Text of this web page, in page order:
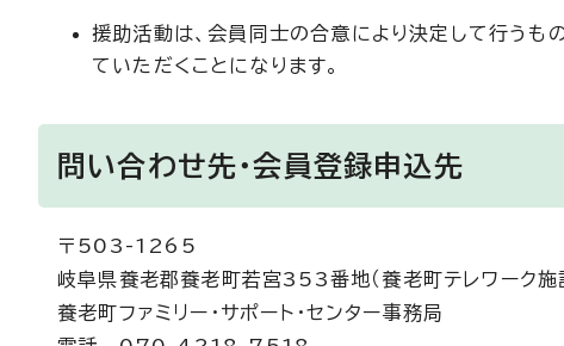
援助活動は、会員同士の合意により決定して行うも
ていただくことになります。
問い合わせ先・会員登録申込先
〒503-1265
岐阜県養老郡養老町若宮353番地（養老町テレワーク
養老町ファミリー・サポート・センター事務局